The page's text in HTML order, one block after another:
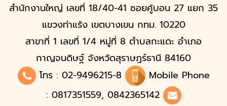
สำนักงานใหญ่ เลขที่ 18/40-41 ซอยคู้บอน 27 แยก 35
แขวงท่าแร้ง เขตบางเขน กทม. 10220
สาขาที่ 1 เลขที่ 1/4 หมู่ที่ 8 ตำบลกะแดะ อำเภอ
กาญจนดิษฐ์ จังหวัดสุราษฎร์ธานี 84160
โทร : 02-9496215-8
Mobile Phone
: 0817351559, 0842365142